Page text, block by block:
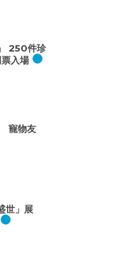
250件珍
入場
寵物友
世」展